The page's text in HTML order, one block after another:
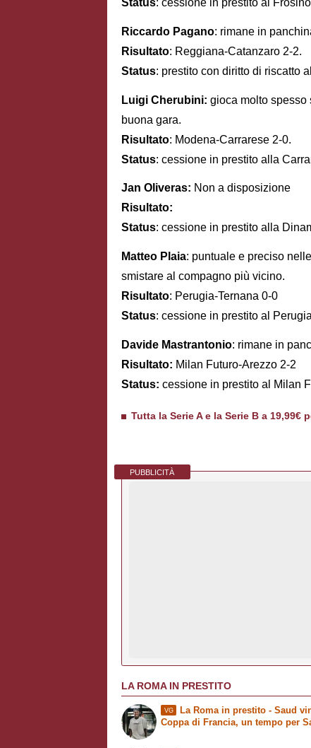
Status: cessione in prestito al
Riccardo Pagano: rimane in
Risultato: Reggiana-Catanzaro 2-2.
Status: prestito con diritto di riscatto
Luigi Cherubini: gioca molto spesso
buona gara.
Risultato: Modena-Carrarese 2-0.
Status: cessione in prestito alla
Jan Oliveras: Non a disposizione
Risultato:
Status: cessione in prestito alla
Matteo Plaia: puntuale e preciso
smistare al compagno più vicino.
Risultato: Perugia-Ternana 0-0
Status: cessione in prestito al
Davide Mastrantonio: rimane in
Risultato: Milan Futuro-Arezzo 2-2
Status: cessione in prestito al Milan
Tutta la Serie A e la Serie B a 19,99€
PUBBLICITÀ
LA ROMA IN PRESTITO
VG La Roma in prestito- Saud
Coppa di Francia, un tempo per